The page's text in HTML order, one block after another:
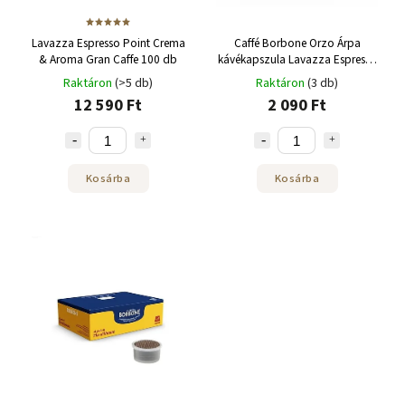
Lavazza Espresso Point Crema
& Aroma Gran Caffe 100 db
Raktáron (>5 db)
12 590 Ft
Kosárba
Caffé Borbone Orzo Árpa
kávékapszula Lavazza Espresso
Pointhoz 25 db
Raktáron (3 db)
2 090 Ft
Kosárba